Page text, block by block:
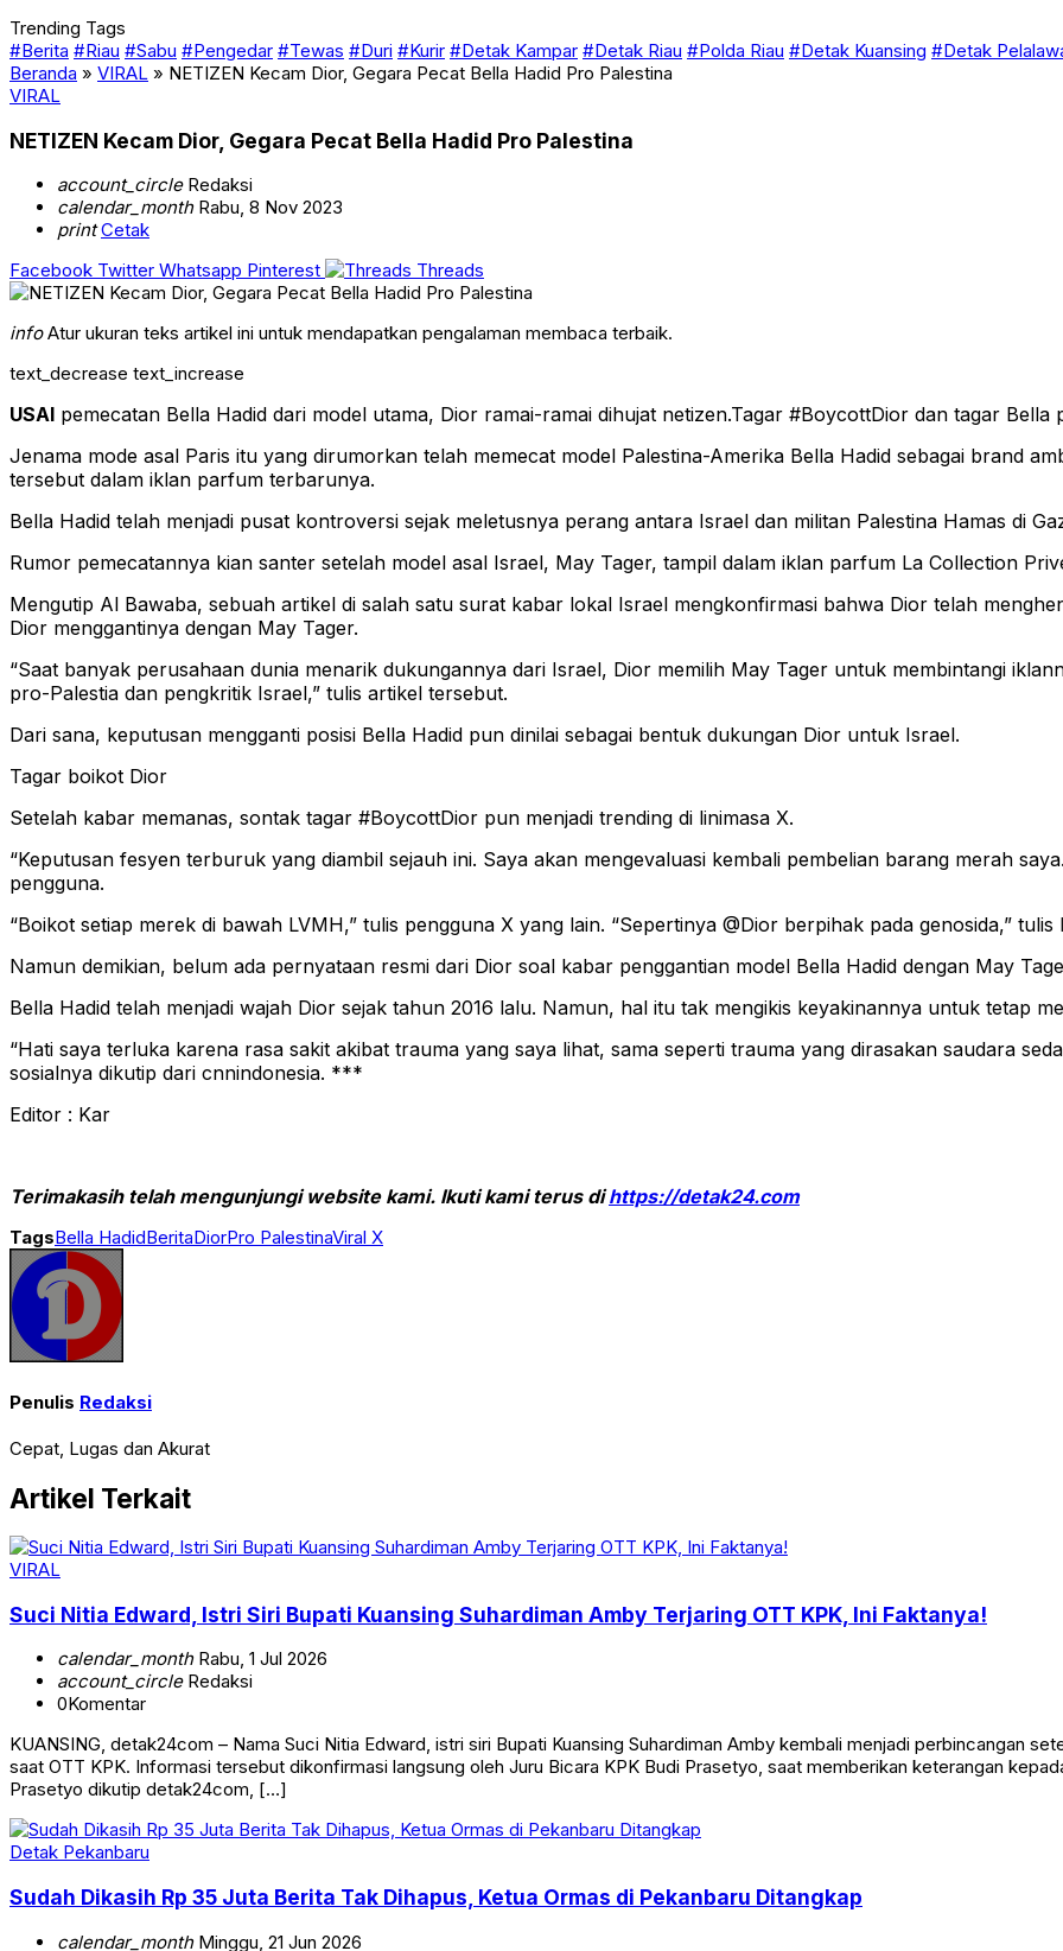
Trending Tags
#Berita #Riau #Sabu #Pengedar #Tewas #Duri #Kurir #Detak Kampar #Detak Riau #Polda Riau #Detak Kuansing #Detak
Beranda » VIRAL » NETIZEN Kecam Dior, Gegara Pecat Bella Hadid Pro Palestina
VIRAL
NETIZEN Kecam Dior, Gegara Pecat Bella Hadid Pro Palestina
account_circleRedaksi
calendar_monthRabu, 8 Nov 2023
print Cetak
Facebook Twitter Whatsapp Pinterest Threads
infoAtur ukuran teks artikel ini untuk mendapatkan pengalaman membaca terbaik.
text_decrease text_increase
USAI pemecatan Bella Hadid dari model utama, Dior ramai-ramai dihujat netizen.Tagar #BoycottDior dan tagar Bella
Jenama mode asal Paris itu yang dirumorkan telah memecat model Palestina-Amerika Bella Hadid sebagai brand
tersebut dalam iklan parfum terbarunya.
Bella Hadid telah menjadi pusat kontroversi sejak meletusnya perang antara Israel dan militan Palestina Hamas di
Rumor pemecatannya kian santer setelah model asal Israel, May Tager, tampil dalam iklan parfum La Collection
Mengutip Al Bawaba, sebuah artikel di salah satu surat kabar lokal Israel mengkonfirmasi bahwa Dior telah
Dior menggantinya dengan May Tager.
“Saat banyak perusahaan dunia menarik dukungannya dari Israel, Dior memilih May Tager untuk membintangi
pro-Palestia dan pengkritik Israel,” tulis artikel tersebut.
Dari sana, keputusan mengganti posisi Bella Hadid pun dinilai sebagai bentuk dukungan Dior untuk Israel.
Tagar boikot Dior
Setelah kabar memanas, sontak tagar #BoycottDior pun menjadi trending di linimasa X.
“Keputusan fesyen terburuk yang diambil sejauh ini. Saya akan mengevaluasi kembali pembelian barang merah
pengguna.
“Boikot setiap merek di bawah LVMH,” tulis pengguna X yang lain. “Sepertinya @Dior berpihak pada genosida,” tulis
Namun demikian, belum ada pernyataan resmi dari Dior soal kabar penggantian model Bella Hadid dengan May
Bella Hadid telah menjadi wajah Dior sejak tahun 2016 lalu. Namun, hal itu tak mengikis keyakinannya untuk tetap
“Hati saya terluka karena rasa sakit akibat trauma yang saya lihat, sama seperti trauma yang dirasakan saudara
sosialnya dikutip dari cnnindonesia. ***
Editor : Kar
Terimakasih telah mengunjungi website kami. Ikuti kami terus dihttps://detak24.com
TagsBella HadidBeritaDiorPro PalestinaViral X
Penulis Redaksi
Cepat, Lugas dan Akurat
Artikel Terkait
VIRAL
Suci Nitia Edward, Istri Siri Bupati Kuansing Suhardiman Amby Terjaring OTT KPK, Ini Faktanya!
calendar_monthRabu, 1 Jul 2026
account_circleRedaksi
0Komentar
KUANSING, detak24com – Nama Suci Nitia Edward, istri siri Bupati Kuansing Suhardiman Amby kembali menjadi perbincangan
saat OTT KPK. Informasi tersebut dikonfirmasi langsung oleh Juru Bicara KPK Budi Prasetyo, saat memberikan keterangan
Prasetyo dikutip detak24com, […]
Detak Pekanbaru
Sudah Dikasih Rp 35 Juta Berita Tak Dihapus, Ketua Ormas di Pekanbaru Ditangkap
calendar_monthMinggu, 21 Jun 2026